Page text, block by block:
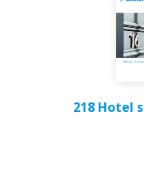
218 Hotel